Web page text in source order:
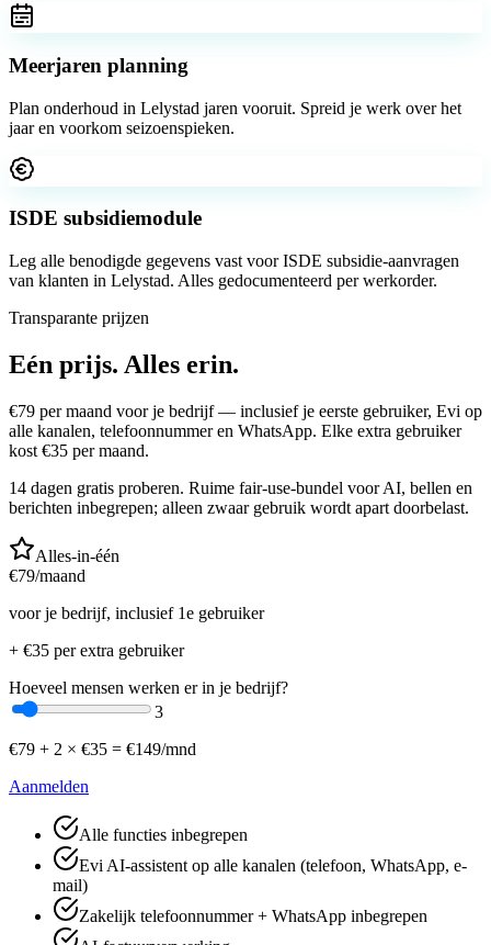
Meerjaren planning
Plan onderhoud in Lelystad jaren vooruit. Spreid je werk over het
jaar en voorkom seizoenspieken.
ISDE subsidiemodule
Leg alle benodigde gegevens vast voor ISDE subsidie-aanvragen
van klanten in Lelystad. Alles gedocumenteerd per werkorder.
Transparante prijzen
Eén prijs. Alles erin.
€79 per maand voor je bedrijf — inclusief je eerste gebruiker, Evi op
alle kanalen, telefoonnummer en WhatsApp. Elke extra gebruiker
kost €35 per maand.
14 dagen gratis proberen. Ruime fair-use-bundel voor AI, bellen en
berichten inbegrepen; alleen zwaar gebruik wordt apart doorbelast.
Alles-in-één
€79/maand
voor je bedrijf, inclusief 1e gebruiker
+ €35 per extra gebruiker
Hoeveel mensen werken er in je bedrijf?
3
€79 + 2 × €35 = €149/mnd
Aanmelden
Alle functies inbegrepen
Evi AI-assistent op alle kanalen (telefoon, WhatsApp, e-
mail)
Zakelijk telefoonnummer + WhatsApp inbegrepen